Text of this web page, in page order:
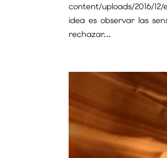
content/uploads/2016/
idea es observar las
rechazar...